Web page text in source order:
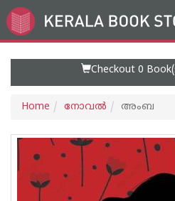
Go
to
Checkout 0
Home നോവല്‍ അംബ